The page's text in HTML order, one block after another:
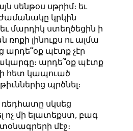
սենթօս սթրիմ։ եւ
կրկին
մարդիկ ստեղծեցին ի
լինուքս ու ալմա
արդե՞օք պէտք չէր
արդե՞օք պէտք
հետ կապուած
պրծնել։
ռեդհատը սկսեց
ոչ մի ելատեքստ, բագ
մէջ։